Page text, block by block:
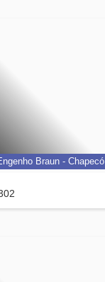
Braun - Chapecó